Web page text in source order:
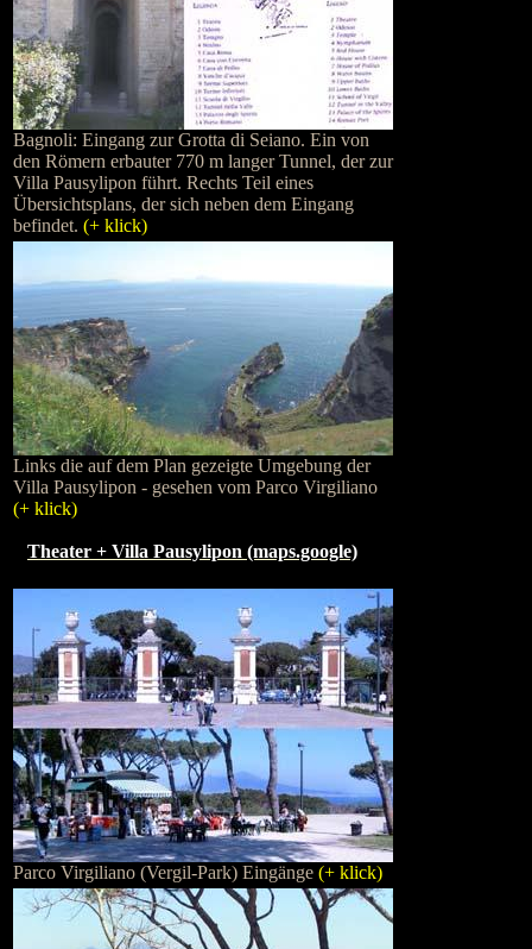
Bagnoli: Eingang zur Grotta di Seiano. Ein von
den Römern erbauter 770 m langer Tunnel, der zur
Villa Pausylipon führt. Rechts Teil eines
Übersichtsplans, der sich neben dem Eingang
befindet. (+ klick)
Links die auf dem Plan gezeigte Umgebung der
Villa Pausylipon - gesehen vom Parco Virgiliano
(+ klick)
Theater + Villa Pausylipon (maps.google)
Parco Virgiliano (Vergil-Park) Eingänge (+ klick)